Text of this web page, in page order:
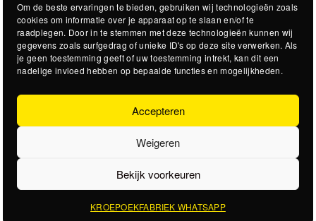
Om de beste ervaringen te bieden, gebruiken wij technologieën zoals
cookies om informatie over je apparaat op te slaan en/of te
raadplegen. Door in te stemmen met deze technologieën kunnen wij
gegevens zoals surfgedrag of unieke ID's op deze site verwerken. Als
je geen toestemming geeft of uw toestemming intrekt, kan dit een
nadelige invloed hebben op bepaalde functies en mogelijkheden.
Accepteren
Weigeren
Bekijk voorkeuren
KROEPOEKFABRIEK WHATSAPP